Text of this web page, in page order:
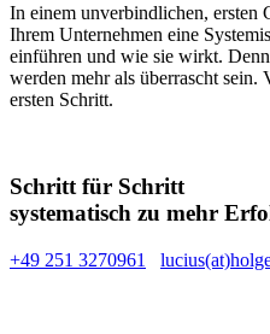
In einem unverbindlichen, ersten
Ihrem Unternehmen eine
einführen und wie sie wirkt.
werden mehr als überrascht sein.
ersten Schritt.
Schritt für Schritt
systematisch zu mehr
+49 251 3270961